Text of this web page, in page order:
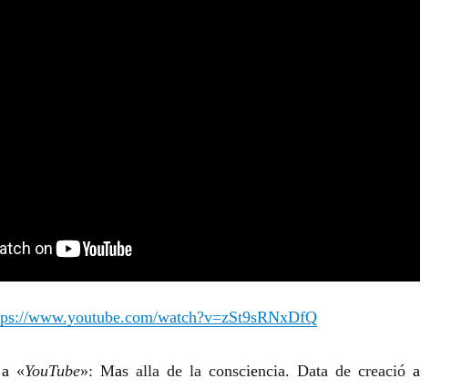
www.youtube.com/watch?v=zSt9sRNxDfQ
a«YouTube»: Mas alla de la consciencia. Data de creació a